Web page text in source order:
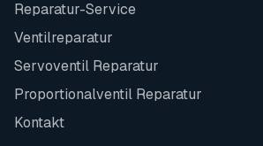
Reparatur-Service
Ventilreparatur
Servoventil Reparatur
Proportionalventil Reparatur
Kontakt